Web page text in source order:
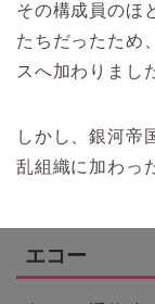
その構成員のほ
たちだったため
スへ加わりまし
しかし、銀河帝
乱組織に加わっ
エコー